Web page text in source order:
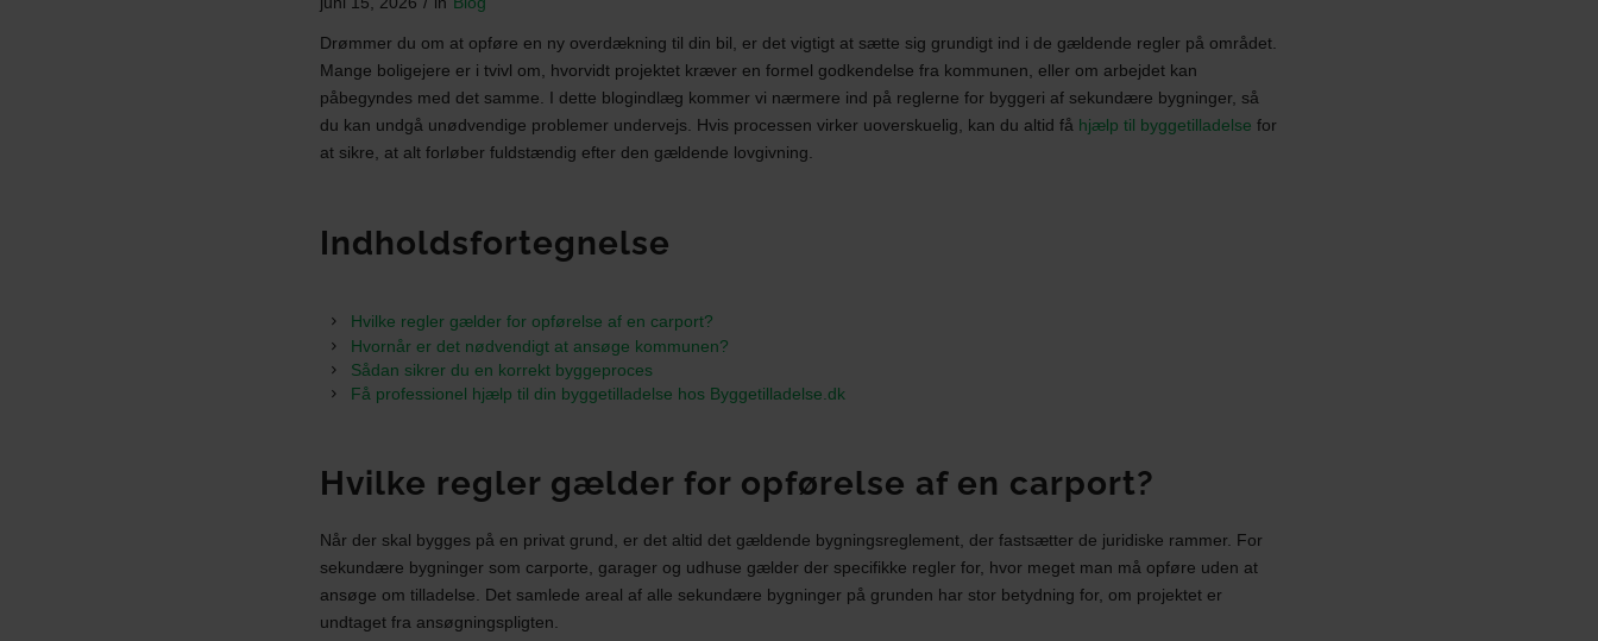
Drømmer du om at opføre en ny overdækning til din bil, er det vigtigt at sætte sig grundigt ind i de gældende regler på området.
Mange boligejere er i tvivl om, hvorvidt projektet kræver en formel godkendelse fra kommunen, eller om arbejdet kan
påbegyndes med det samme. I dette blogindlæg kommer vi nærmere ind på reglerne for byggeri af sekundære bygninger, så
du kan undgå unødvendige problemer undervejs. Hvis processen virker uoverskuelig, kan du altid få hjælp til byggetilladelse for
at sikre, at alt forløber fuldstændig efter den gældende lovgivning.
Indholdsfortegnelse
Hvilke regler gælder for opførelse af en carport?
Hvornår er det nødvendigt at ansøge kommunen?
Sådan sikrer du en korrekt byggeproces
Få professionel hjælp til din byggetilladelse hos Byggetilladelse.dk
Hvilke regler gælder for opførelse af en carport?
Når der skal bygges på en privat grund, er det altid det gældende bygningsreglement, der fastsætter de juridiske rammer. For
sekundære bygninger som carporte, garager og udhuse gælder der specifikke regler for, hvor meget man må opføre uden at
ansøge om tilladelse. Det samlede areal af alle sekundære bygninger på grunden har stor betydning for, om projektet er
undtaget fra ansøgningspligten.